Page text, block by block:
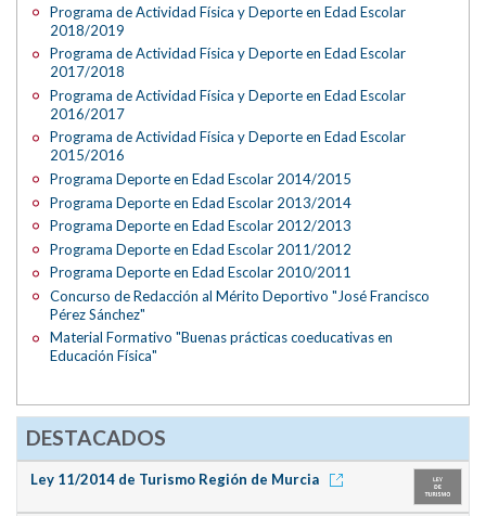
Programa de Actividad Física y Deporte en Edad Escolar
2018/2019
Programa de Actividad Física y Deporte en Edad Escolar
2017/2018
Programa de Actividad Física y Deporte en Edad Escolar
2016/2017
Programa de Actividad Física y Deporte en Edad Escolar
2015/2016
Programa Deporte en Edad Escolar 2014/2015
Programa Deporte en Edad Escolar 2013/2014
Programa Deporte en Edad Escolar 2012/2013
Programa Deporte en Edad Escolar 2011/2012
Programa Deporte en Edad Escolar 2010/2011
Concurso de Redacción al Mérito Deportivo "José Francisco
Pérez Sánchez"
Material Formativo "Buenas prácticas coeducativas en
Educación Física"
DESTACADOS
Ley 11/2014 de Turismo Región de Murcia